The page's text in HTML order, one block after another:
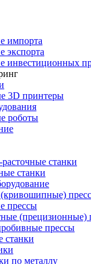
импорта
экспорта
инвестиционных
3D принтеры
роботы
станки
станки
прессы
(прецизионные)
прессы
станки
по металлу